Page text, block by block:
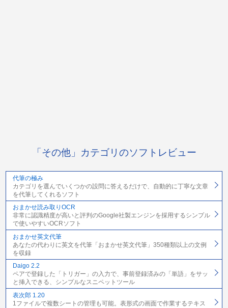
「その他」カテゴリのソフトレビュー
代筆の極み
カテゴリを選んでいくつかの設問に答えるだけで、自動的に丁寧な文章
を代筆してくれるソフト
おまかせ読み取りOCR
非常に認識精度が高いと評判のGoogle社製エンジンを採用するシンプル
で使いやすいOCRソフト
おまかせ英文代筆
あなたの代わりに英文を代筆「おまかせ英文代筆」350種類以上の文例
を収録
Daigo 2.2
ペアで登録した「トリガー」の入力で、事前登録済みの「単語」をサッ
と挿入できる、シンプルなスニペットツール
表次郎 1.20
1ファイルで複数シートの管理も可能。表形式の画面で作業するテキス